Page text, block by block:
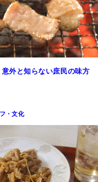
外と知らない庶民の味方
・文化